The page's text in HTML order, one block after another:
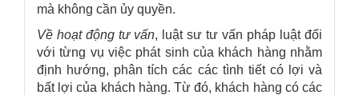
mà không cần ủy quyền.
Về hoạt động tư vấn, luật sư tư vấn pháp luật đối
với từng vụ việc phát sinh của khách hàng nhằm
định hướng, phân tích các các tình tiết có lợi và
bất lợi của khách hàng. Từ đó, khách hàng có các